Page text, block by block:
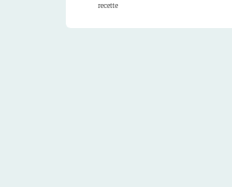
recette